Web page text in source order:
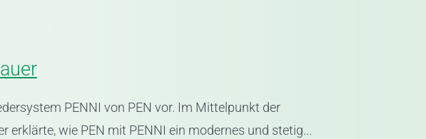
PENNI von PEN vor. Im Mittelpunkt der
erklärte, wie PEN mit PENNI ein modernes und stetig...